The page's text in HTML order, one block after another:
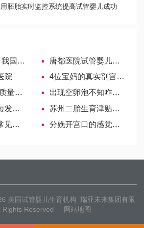
胚胎实时监控系统提高试管婴儿成功
母育儿假
唐都医院试管婴儿医生名单，2022助孕成功率高的大夫参考
院
4位宝妈的真实剖宫产经历，告诉你到底是什么体验！
机小妙招
出现空卵泡不知咋办？治疗+食物帮你提高质量
秘密
苏州二胎生育津贴上万，领取流程看这里！
最高发！
分娩开宫口的感觉预先知，准妈妈有3大常见症状表现
美国试管婴儿生育机构 瑞亚未来集团有限
Rights Reserved
网站地图